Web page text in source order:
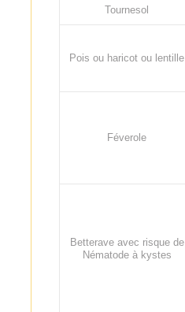
Tournesol
Pois ou haricot ou lentille
Féverole
Betterave avec risque de
Nématode à kystes